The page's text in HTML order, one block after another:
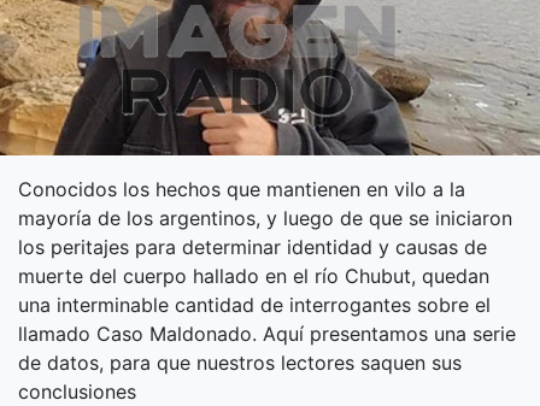
Conocidos los hechos que mantienen en vilo a la
mayoría de los argentinos, y luego de que se iniciaron
los peritajes para determinar identidad y causas de
muerte del cuerpo hallado en el río Chubut, quedan
una interminable cantidad de interrogantes sobre el
llamado Caso Maldonado. Aquí presentamos una serie
de datos, para que nuestros lectores saquen sus
conclusiones